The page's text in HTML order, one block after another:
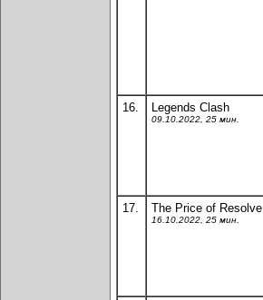
16. Legends Clash
09.10.2022, 25 мин.
17. The Price of Resolve
16.10.2022, 25 мин.